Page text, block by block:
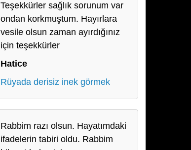
Teşekkürler sağlık sorunum var
ondan korkmuştum. Hayırlara
vesile olsun zaman ayırdığınız
için teşekkürler
Hatice
Rüyada derisiz inek görmek
Rabbim razı olsun. Hayatımdaki
ifadelerin tabiri oldu. Rabbim